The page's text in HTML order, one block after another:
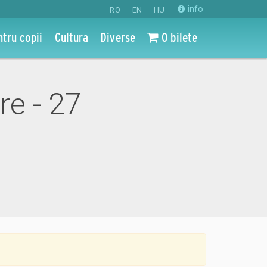
RO EN HU info
copii Cultura Diverse 0 bilete
- 27